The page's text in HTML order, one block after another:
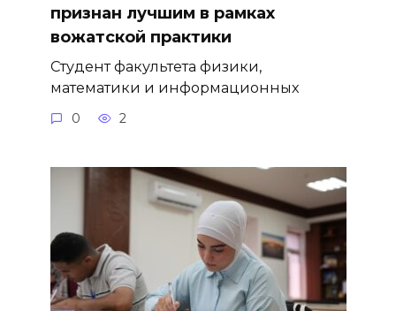
признан лучшим в рамках
вожатской практики
Студент факультета физики,
математики и информационных
0 2